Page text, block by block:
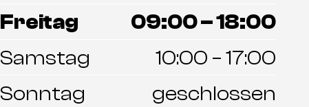
Freitag
09:00 – 18:00
Samstag
10:00 – 17:00
Sonntag
geschlossen